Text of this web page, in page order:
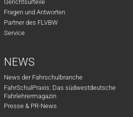
Gerichtsurteile
Fragen und Antworten
Partner des FLVBW
Service
NEWS
News der Fahrschulbranche
FahrSchulPraxis: Das südwestdeutsche
Fahrlehrermagazin
Presse & PR-News